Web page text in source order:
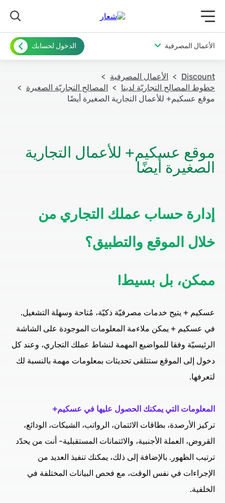
תפריט ראשי לנייד
الأعمال المصرفية الدخول لحسابك
Discount
الأعمال المصرفية
خطوط المصالح التجاريّة لدينا
المصالح التجاريّة الصغيرة
موقع عسكيم+ للأعمال التجارية الصغيرة أيضًا
موقع عسكيم+ للأعمال التجارية
الصغيرة أيضًا
إدارة حساب عملك التجاري من
خلال الموقع والتطبيق؟
ممكن، بل بسيط!
عسكيم + يتيح خدمات مصرفيّة ذكيّة، مُتاحة وسهلة التشغيل.
في عسكيم + يمكن ملاءمة المعلومات الموجودة على الشاشة
الرئيسيّة وفقا للمواضيع المهمة لنشاط عملك التجاري، وعند كل
دخول إلى الموقع ستتلقى تحديثات بمعلومات مهمة بالنسبة لك
لتعرفها.
المعلومات التي يمكنك الحصول عليها في عسكيم+
تركيز الأرصدة، بطاقات الائتمان، الرواتب، الشيكات، الودائع،
القروض، العملة الأجنبية، والائتمانات المستقبلية- أنت من يحدّد
ترتيب الظهور. بالإضافة إلى ذلك، يمكنك تنفيذ العديد من
الإجراءات في نفس الوقت، مع فحص البيانات المختلفة في
الخلفية.